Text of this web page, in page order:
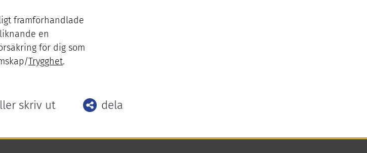
framförhandlade
en
för dig som
Trygghet.
skriv ut dela
Facebook